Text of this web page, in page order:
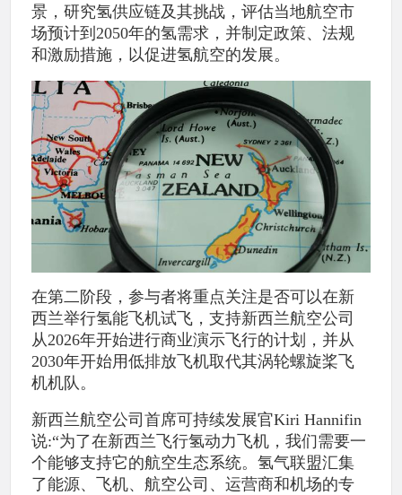
景，研究氢供应链及其挑战，评估当地航空市
场预计到2050年的氢需求，并制定政策、法规
和激励措施，以促进氢航空的发展。
在第二阶段，参与者将重点关注是否可以在新
西兰举行氢能飞机试飞，支持新西兰航空公司
从2026年开始进行商业演示飞行的计划，并从
2030年开始用低排放飞机取代其涡轮螺旋桨飞
机机队。
新西兰航空公司首席可持续发展官Kiri Hannifin
说:“为了在新西兰飞行氢动力飞机，我们需要一
个能够支持它的航空生态系统。氢气联盟汇集
了能源、飞机、航空公司、运营商和机场的专